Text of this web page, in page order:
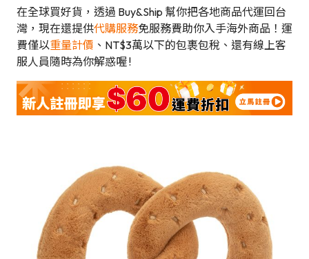
在全球買好貨，透過 Buy&Ship 幫你把各地商品代運回台
灣，現在還提供代購服務免服務費助你入手海外商品！運
費僅以重量計價 、NT$3萬以下的包裹包稅、還有線上客
服人員隨時為你解惑喔 !